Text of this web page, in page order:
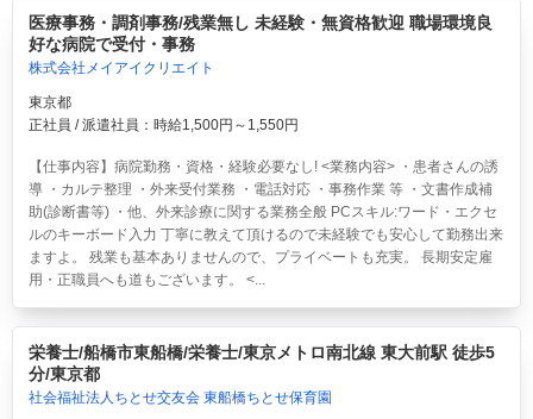
医療事務・調剤事務/残業無し 未経験・無資格歓迎 職場環境良
好な病院で受付・事務
株式会社メイアイクリエイト
東京都
正社員 / 派遣社員：時給1,500円～1,550円
【仕事内容】病院勤務・資格・経験必要なし! <業務内容> ・患者さんの誘
導 ・カルテ整理 ・外来受付業務 ・電話対応 ・事務作業 等 ・文書作成補
助(診断書等) ・他、外来診療に関する業務全般 PCスキル:ワード・エクセ
ルのキーボード入力 丁寧に教えて頂けるので未経験でも安心して勤務出来
ますよ。 残業も基本ありませんので、プライベートも充実。 長期安定雇
用・正職員へも道もございます。 <...
栄養士/船橋市東船橋/栄養士/東京メトロ南北線 東大前駅 徒歩5
分/東京都
社会福祉法人ちとせ交友会 東船橋ちとせ保育園